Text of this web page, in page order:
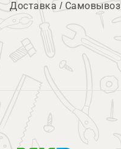
Доставка / Самовывоз